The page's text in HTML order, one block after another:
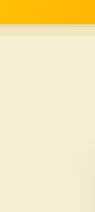
direct